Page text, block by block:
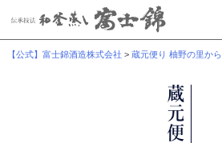
【公式】富士錦酒造株式会社 > 蔵元便り 柚野の里から